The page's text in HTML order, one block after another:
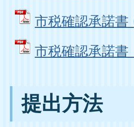
市税確認承諾
市税確認承諾
提出方法